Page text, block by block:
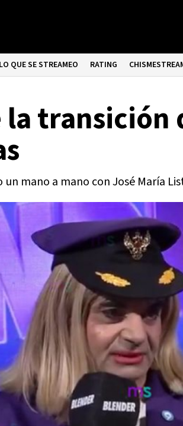
LO QUE SE STREAMEO RATING
la transición
mano a mano con José María